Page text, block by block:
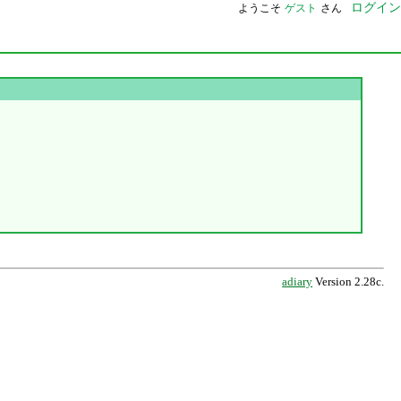
ようこそ ゲスト さん ログイン
adiary Version 2.28c.